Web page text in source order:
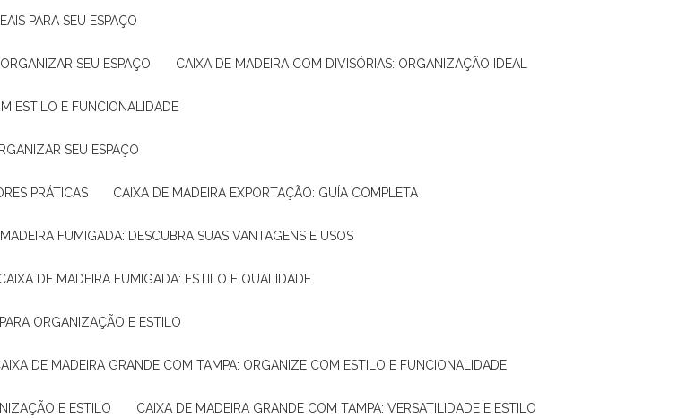
PARA SEU ESPAÇO
SEU ESPAÇO CAIXA DE MADEIRA COM DIVISÓRIAS: ORGANIZAÇÃO IDEAL
ESTILO E FUNCIONALIDADE
SEU ESPAÇO
PRÁTICAS CAIXA DE MADEIRA EXPORTAÇÃO: GUÍA COMPLETA
MADEIRA FUMIGADA: DESCUBRA SUAS VANTAGENS E USOS
CAIXA DE MADEIRA FUMIGADA: ESTILO E QUALIDADE
ORGANIZAÇÃO E ESTILO
CAIXA DE MADEIRA GRANDE COM TAMPA: ORGANIZE COM ESTILO E FUNCIONALIDADE
E ESTILO CAIXA DE MADEIRA GRANDE COM TAMPA: VERSATILIDADE E ESTILO